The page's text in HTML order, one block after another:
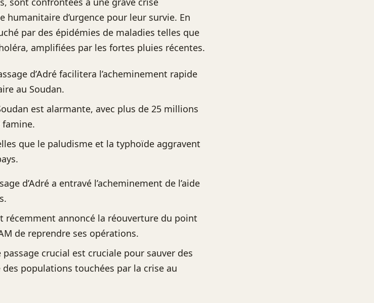
d’urgence pour leur survie. En
par des épidémies de maladies telles que
amplifiées par les fortes pluies récentes.
d’Adré facilitera l’acheminement rapide
au Soudan.
est alarmante, avec plus de 25 millions
que le paludisme et la typhoïde aggravent
d’Adré a entravé l’acheminement de l’aide
récemment annoncé la réouverture du point
de reprendre ses opérations.
crucial est cruciale pour sauver des
populations touchées par la crise au